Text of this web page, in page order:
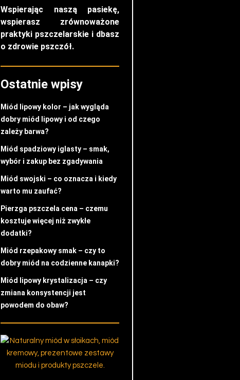
Wspierając naszą pasiekę,
wspierasz zrównoważone
praktyki pszczelarskie i dbasz
o zdrowie pszczół.
Ostatnie wpisy
Miód lipowy kolor – jak wygląda
dobry miód lipowy i od czego
zależy barwa?
Miód spadziowy iglasty – smak,
wybór i zakup bez zgadywania
Miód swojski – co oznacza i kiedy
warto mu zaufać?
Pierzga pszczela cena – czemu
kosztuje więcej niż zwykłe
dodatki?
Miód rzepakowy smak – czy to
dobry miód na codzienne kanapki?
Miód lipowy krystalizacja – czy
zmiana konsystencji jest
powodem do obaw?